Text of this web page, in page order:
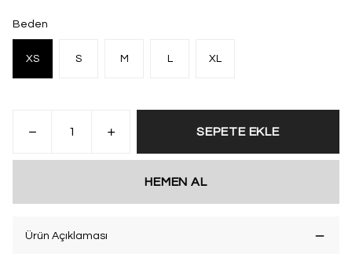
Beden
XS S M L XL
SEPETE EKLE
HEMEN AL
Ürün Açıklaması